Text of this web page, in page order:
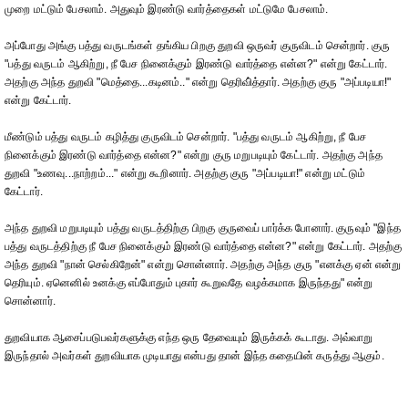
முறை மட்டும் பேசலாம். அதுவும் இரண்டு வார்த்தைகள் மட்டுமே பேசலாம்.
அப்போது அங்கு பத்து வருடங்கள் தங்கிய பிறகு துறவி ஒருவர் குருவிடம் சென்றார். குரு
"பத்து வருடம் ஆகிற்று, நீ பேச நினைக்கும் இரண்டு வார்த்தை என்ன?" என்று கேட்டார்.
அதற்கு அந்த துறவி "மெத்தை...கடினம்.." என்று தெரிவி்த்தார். அதற்கு குரு "அப்படியா!"
என்று கேட்டார்.
மீண்டும் பத்து வருடம் கழித்து குருவிடம் சென்றார். "பத்து வருடம் ஆகிற்று, நீ பேச
நினைக்கும் இரண்டு வார்த்தை என்ன?" என்று குரு மறுபடியும் கேட்டார். அதற்கு அந்த
துறவி "உணவு...நாற்றம்..." என்று கூறினார். அதற்கு குரு "அப்படியா!" என்று மட்டும்
கேட்டார்.
அந்த துறவி மறுபடியும் பத்து வருடத்திற்கு பிறகு குருவைப் பார்க்க போனார். குருவும் "இந்த
பத்து வருடத்திற்கு நீ பேச நினைக்கும் இரண்டு வார்த்தை என்ன?" என்று கேட்டார். அதற்கு
அந்த துறவி "நான் செல்கிறேன்" என்று சொன்னார். அதற்கு அந்த குரு "எனக்கு ஏன் என்று
தெரியும். ஏனெனில் உனக்கு எப்போதும் புகார் கூறுவதே வழக்கமாக இருந்தது" என்று
சொன்னார்.
துறவியாக ஆசைப்படுபவர்களுக்கு எந்த ஒரு தேவையும் இருக்கக் கூடாது. அவ்வாறு
இருந்தால் அவர்கள் துறவியாக முடியாது என்பது தான் இந்த கதையின் கருத்து ஆகும்.